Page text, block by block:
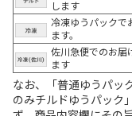
します
冷凍ゆうパックで
ます。
佐川急便でのお届
ます
なお、「普通ゆうパッ
のみチルドゆうパック